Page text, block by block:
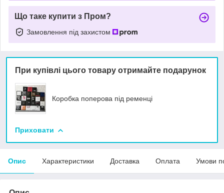
Що таке купити з Пром?
Замовлення під захистом
При купівлі цього товару отримайте подарунок
Коробка поперова під ременці
Приховати
Опис Характеристики Доставка Оплата Умови